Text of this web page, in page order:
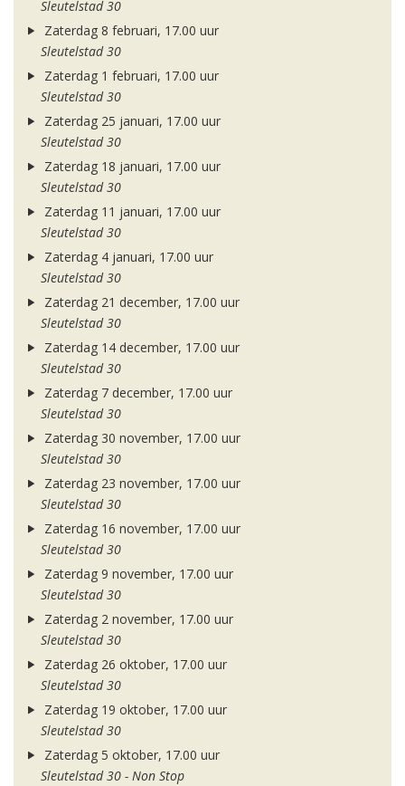
Sleutelstad 30
Zaterdag 8 februari, 17.00 uur
Sleutelstad 30
Zaterdag 1 februari, 17.00 uur
Sleutelstad 30
Zaterdag 25 januari, 17.00 uur
Sleutelstad 30
Zaterdag 18 januari, 17.00 uur
Sleutelstad 30
Zaterdag 11 januari, 17.00 uur
Sleutelstad 30
Zaterdag 4 januari, 17.00 uur
Sleutelstad 30
Zaterdag 21 december, 17.00 uur
Sleutelstad 30
Zaterdag 14 december, 17.00 uur
Sleutelstad 30
Zaterdag 7 december, 17.00 uur
Sleutelstad 30
Zaterdag 30 november, 17.00 uur
Sleutelstad 30
Zaterdag 23 november, 17.00 uur
Sleutelstad 30
Zaterdag 16 november, 17.00 uur
Sleutelstad 30
Zaterdag 9 november, 17.00 uur
Sleutelstad 30
Zaterdag 2 november, 17.00 uur
Sleutelstad 30
Zaterdag 26 oktober, 17.00 uur
Sleutelstad 30
Zaterdag 19 oktober, 17.00 uur
Sleutelstad 30
Zaterdag 5 oktober, 17.00 uur
Sleutelstad 30 - Non Stop